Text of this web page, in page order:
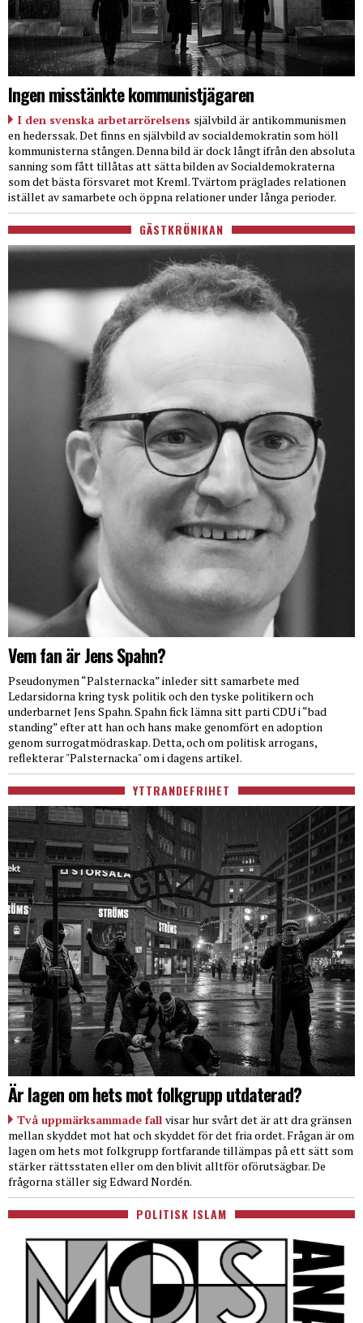
Ingen misstänkte kommunistjägaren
I den svenska arbetarrörelsens självbild är antikommunismen
en hederssak. Det finns en självbild av socialdemokratin som höll
kommunisterna stången. Denna bild är dock långt ifrån den absoluta
sanning som fått tillåtas att sätta bilden av Socialdemokraterna
som det bästa försvaret mot Kreml. Tvärtom präglades relationen
istället av samarbete och öppna relationer under långa perioder.
GÄSTKRÖNIKAN
Vem fan är Jens Spahn?
Pseudonymen “Palsternacka” inleder sitt samarbete med
Ledarsidorna kring tysk politik och den tyske politikern och
underbarnet Jens Spahn. Spahn fick lämna sitt parti CDU i “bad
standing” efter att han och hans make genomfört en adoption
genom surrogatmödraskap. Detta, och om politisk arrogans,
reflekterar "Palsternacka" om i dagens artikel.
YTTRANDEFRIHET
Är lagen om hets mot folkgrupp utdaterad?
Två uppmärksammade fall visar hur svårt det är att dra gränsen
mellan skyddet mot hat och skyddet för det fria ordet. Frågan är om
lagen om hets mot folkgrupp fortfarande tillämpas på ett sätt som
stärker rättsstaten eller om den blivit alltför oförutsägbar. De
frågorna ställer sig Edward Nordén.
POLITISK ISLAM